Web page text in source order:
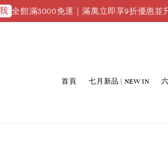
3000免運｜滿萬立即享9折優惠並升級
首頁 七月新品 | NEW IN